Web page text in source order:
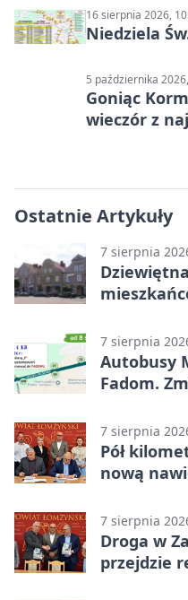
16 sierpnia 2026,
Niedziela
5 października
Goniąc
wieczór z
Ostatnie Artykuły
7 sierpnia
7 sierpnia
Autobusy
Fadom.
7 sierpnia
Pół
nową
7 sierpnia
Droga w
przejdzie